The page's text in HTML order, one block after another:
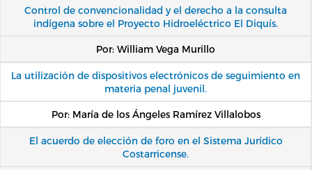
Control de convencionalidad y el derecho a la consulta
indígena sobre el Proyecto Hidroeléctrico El Diquís.
Por: William Vega Murillo
La utilización de dispositivos electrónicos de seguimiento en
materia penal juvenil.
Por: María de los Ángeles Ramírez Villalobos
El acuerdo de elección de foro en el Sistema Jurídico
Costarricense.